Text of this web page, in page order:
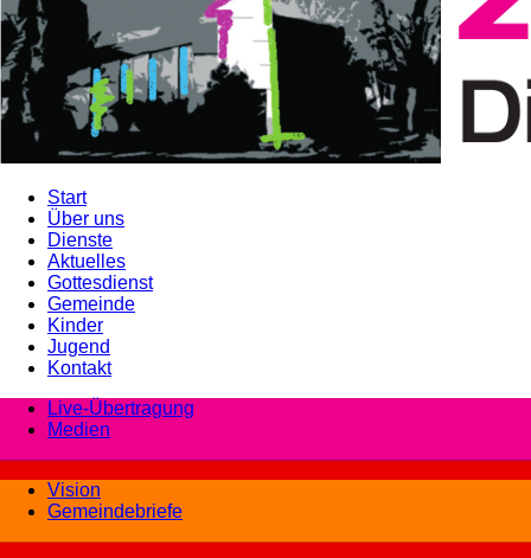
Start
Über uns
Dienste
Aktuelles
Gottesdienst
Gemeinde
Kinder
Jugend
Kontakt
Live-Übertragung
Medien
Vision
Gemeindebriefe